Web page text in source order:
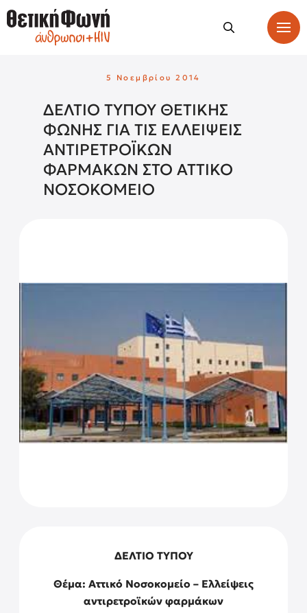
5 Νοεμβρίου 2014
ΔΕΛΤΙΟ ΤΥΠΟΥ ΘΕΤΙΚΗΣ
ΦΩΝΗΣ ΓΙΑ ΤΙΣ ΕΛΛΕΙΨΕΙΣ
ΑΝΤΙΡΕΤΡΟΪΚΩΝ
ΦΑΡΜΑΚΩΝ ΣΤΟ ΑΤΤΙΚΟ
ΝΟΣΟΚΟΜΕΙΟ
ΔΕΛΤΙΟ ΤΥΠΟΥ
Θέμα: Αττικό Νοσοκομείο – Ελλείψεις
αντιρετροϊκών φαρμάκων